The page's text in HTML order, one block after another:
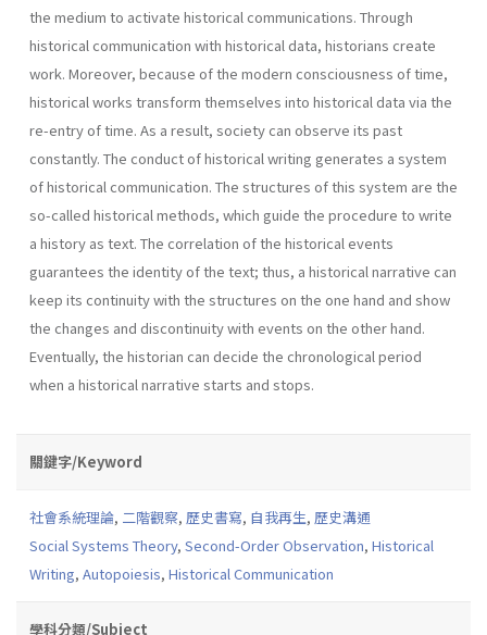
the medium to activate historical communications. Through
historical communication with historical data, historians create
work. Moreover, because of the modern consciousness of time,
historical works transform themselves into historical data via the
re-entry of time. As a result, society can observe its past
constantly. The conduct of historical writing generates a system
of historical communication. The structures of this system are the
so-called historical methods, which guide the procedure to write
a history as text. The correlation of the historical events
guarantees the identity of the text; thus, a historical narrative can
keep its continuity with the structures on the one hand and show
the changes and discontinuity with events on the other hand.
Eventually, the historian can decide the chronological period
when a historical narrative starts and stops.
關鍵字/Keyword
社會系統理論, 二階觀察, 歷史書寫, 自我再生, 歷史溝通
Social Systems Theory, Second-Order Observation, Historical
Writing, Autopoiesis, Historical Communication
學科分類/Subject